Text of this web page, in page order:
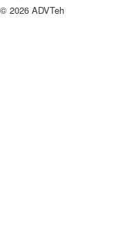
© 2026 ADVTeh